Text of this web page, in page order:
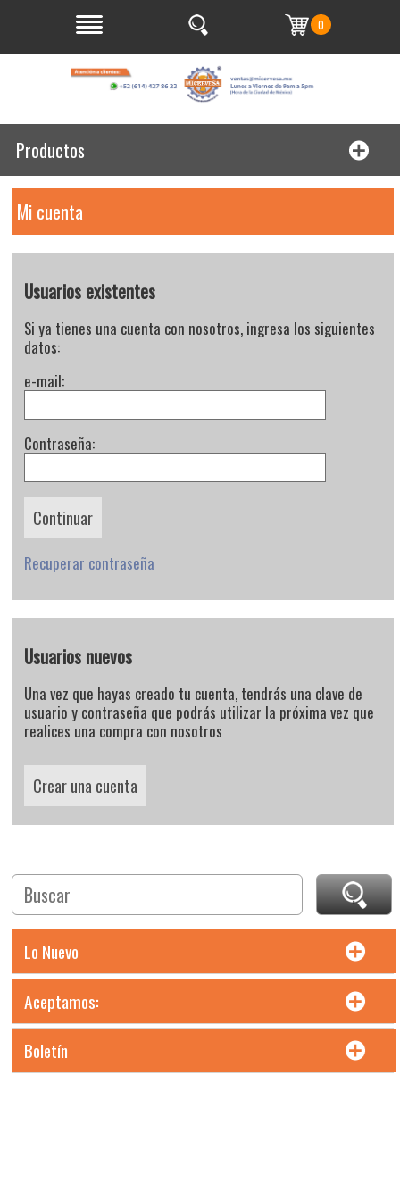
0
Productos
Mi cuenta
Usuarios existentes
Si ya tienes una cuenta con nosotros, ingresa los siguientes
datos:
e-mail:
Contraseña:
Recuperar contraseña
Usuarios nuevos
Una vez que hayas creado tu cuenta, tendrás una clave de
usuario y contraseña que podrás utilizar la próxima vez que
realices una compra con nosotros
Crear una cuenta
Lo Nuevo
Aceptamos:
Boletín